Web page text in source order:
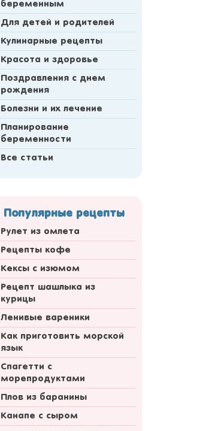
беременным
Для детей и родителей
Кулинарные рецепты
Красота и здоровье
Поздравления с днем
рождения
Болезни и их лечение
Планирование
беременности
Все статьи
Популярные рецепты
Рулет из омлета
Рецепты кофе
Кексы с изюмом
Рецепт шашлыка из
курицы
Ленивые вареники
Как приготовить морской
язык
Спагетти с
морепродуктами
Плов из баранины
Канапе с сыром